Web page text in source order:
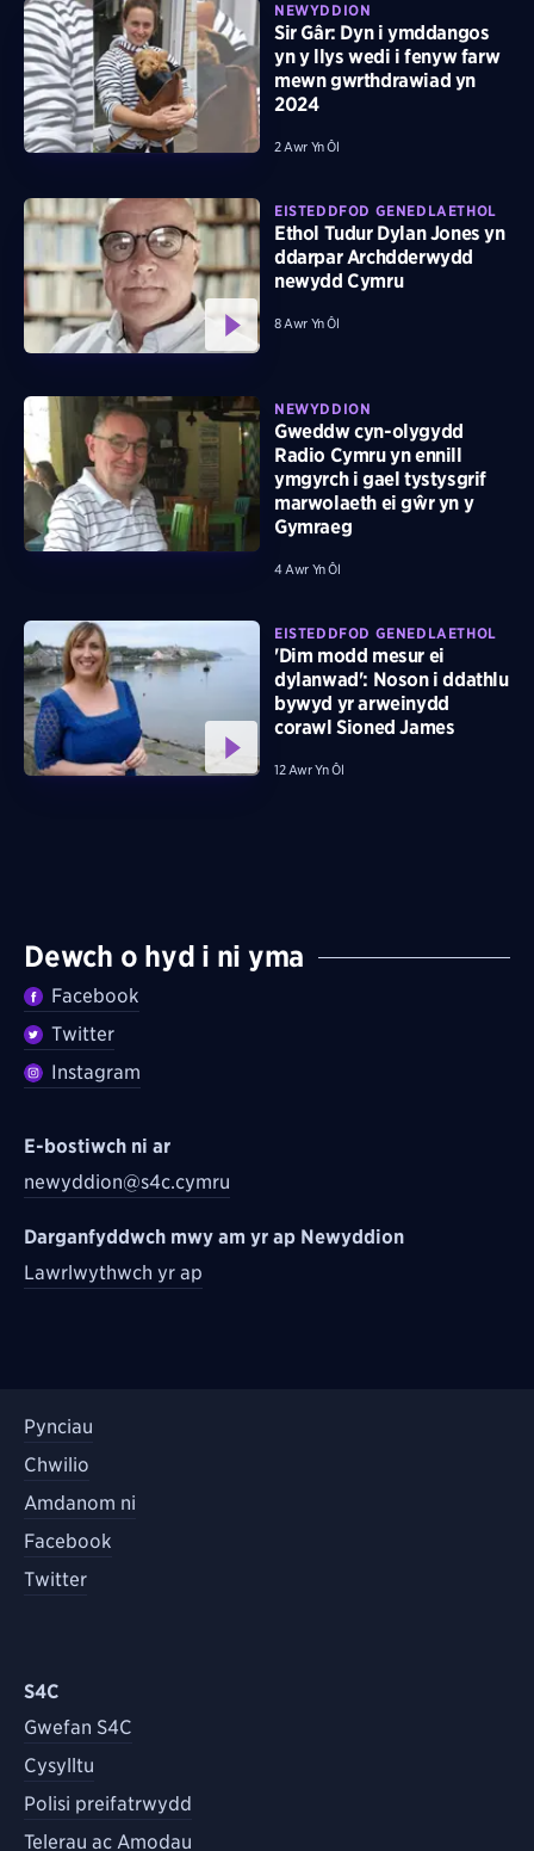
NEWYDDION
Sir Gâr: Dyn i ymddangos
yn y llys wedi i fenyw farw
mewn gwrthdrawiad yn
2024
2 Awr Yn Ôl
EISTEDDFOD GENEDLAETHOL
Ethol Tudur Dylan Jones yn
ddarpar Archdderwydd
newydd Cymru
8 Awr Yn Ôl
NEWYDDION
Gweddw cyn-olygydd
Radio Cymru yn ennill
ymgyrch i gael tystysgrif
marwolaeth ei gŵr yn y
Gymraeg
4 Awr Yn Ôl
EISTEDDFOD GENEDLAETHOL
'Dim modd mesur ei
dylanwad': Noson i ddathlu
bywyd yr arweinydd
corawl Sioned James
12 Awr Yn Ôl
Dewch o hyd i ni yma
Facebook
Twitter
Instagram
E-bostiwch ni ar
newyddion@s4c.cymru
Darganfyddwch mwy am yr ap Newyddion
Lawrlwythwch yr ap
Pynciau
Chwilio
Amdanom ni
Facebook
Twitter
S4C
Gwefan S4C
Cysylltu
Polisi preifatrwydd
Telerau ac Amodau